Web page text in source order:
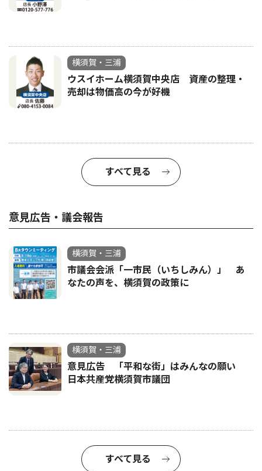
横須賀・三浦
ウスイホーム横須賀中央店 資産の整理・
売却は物価高の今が好機
すべて見る
意見広告・議会報告
横須賀・三浦
市議会会派「一市民（いちしみん）」 あ
なたの声を、横須賀の政策に
横須賀・三浦
意見広告 「平和な街」はみんなの願い
日本共産党横須賀市議団
すべて見る